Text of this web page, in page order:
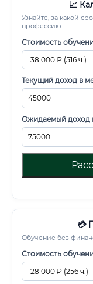
📈
Узнайте, за какой
профессию
Стоимость
Текущий доход в
Ожидаемый доход
💳
Обучение без
Стоимость